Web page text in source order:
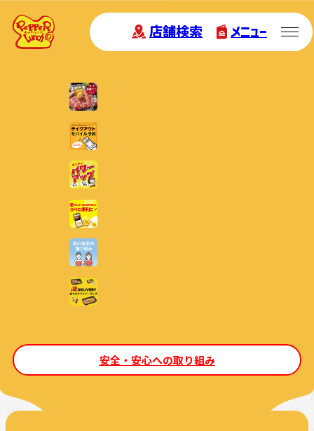
店舗検索 メニュー
安全・安心への取り組み